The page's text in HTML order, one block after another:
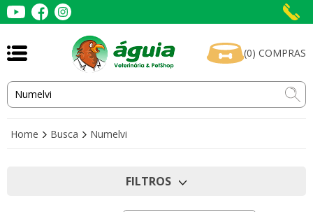
(0) COMPRAS
Home Busca Numelvi
FILTROS